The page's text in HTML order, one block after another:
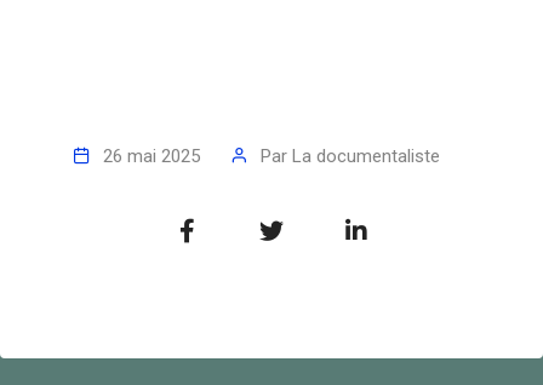
26 mai 2025 Par La documentaliste